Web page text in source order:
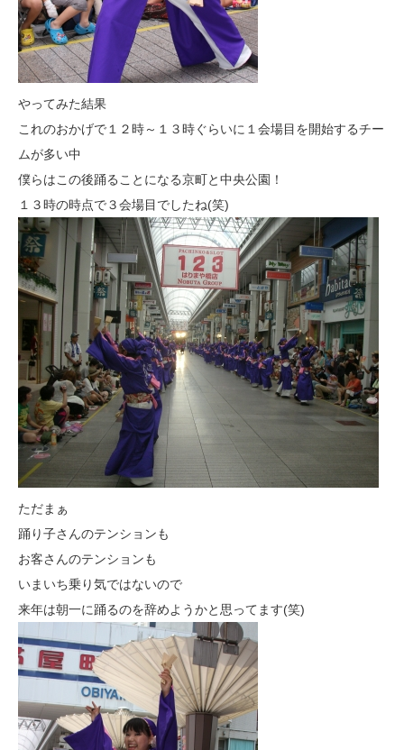
やってみた結果
これのおかげで１２時～１３時ぐらいに１会場目を開始するチー
ムが多い中
僕らはこの後踊ることになる京町と中央公園！
１３時の時点で３会場目でしたね(笑)
ただまぁ
踊り子さんのテンションも
お客さんのテンションも
いまいち乗り気ではないので
来年は朝一に踊るのを辞めようかと思ってます(笑)